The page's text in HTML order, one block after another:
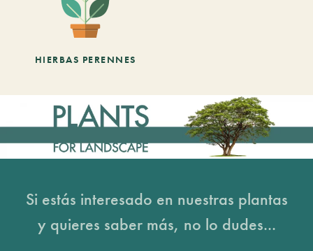
HIERBAS PERENNES
Si estás interesado en nuestras plantas
y quieres saber más, no lo dudes...